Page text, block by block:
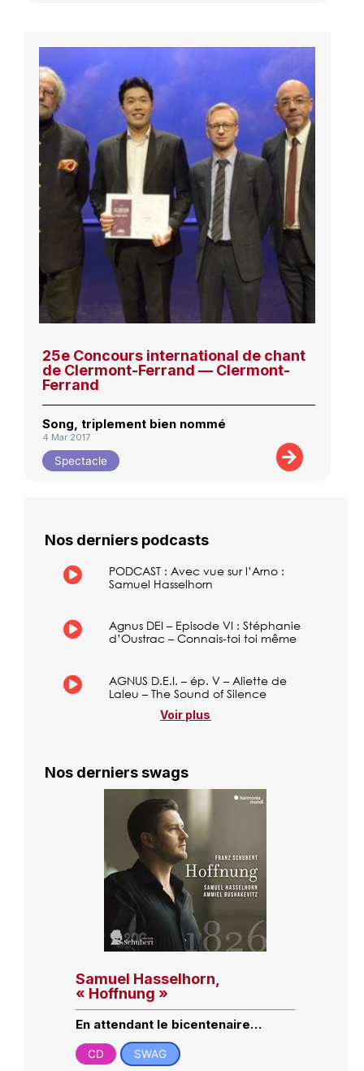
25e Concours international de chant
de Clermont-Ferrand — Clermont-
Ferrand
Song, triplement bien nommé
4 Mar 2017
Spectacle
Nos derniers podcasts
PODCAST : Avec vue sur l’Arno :
Samuel Hasselhorn
Agnus DEI – Episode VI : Stéphanie
d’Oustrac – Connais-toi toi même
AGNUS D.E.I. – ép. V – Aliette de
Laleu – The Sound of Silence
Voir plus
Nos derniers swags
Samuel Hasselhorn,
« Hoffnung »
En attendant le bicentenaire…
CD SWAG